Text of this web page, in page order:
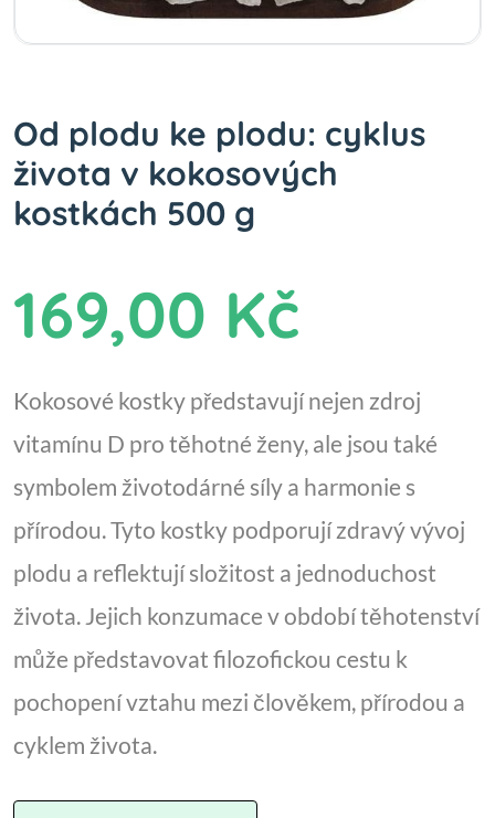
Od plodu ke plodu: cyklus
života v kokosových
kostkách 500 g
169,00 Kč
Kokosové kostky představují nejen zdroj
vitamínu D pro těhotné ženy, ale jsou také
symbolem životodárné síly a harmonie s
přírodou. Tyto kostky podporují zdravý vývoj
plodu a reflektují složitost a jednoduchost
života. Jejich konzumace v období těhotenství
může představovat filozofickou cestu k
pochopení vztahu mezi člověkem, přírodou a
cyklem života.